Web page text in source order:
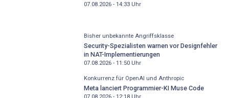
07.08.2026 - 14:33Uhr
Bisher unbekannte Angriffsklasse
Security-Spezialisten warnen vor Designfehler
in NAT-Implementierungen
07.08.2026 - 11:50Uhr
Konkurrenz für OpenAI und Anthropic
Meta lanciert Programmier-KI Muse Code